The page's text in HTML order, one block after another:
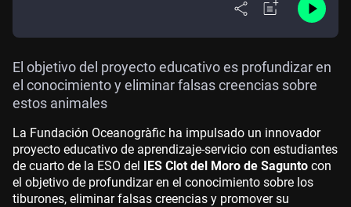
El objetivo del proyecto educativo es profundizar en
el conocimiento y eliminar falsas creencias sobre
estos animales
La Fundación Oceanogràfic ha impulsado un innovador
proyecto educativo de aprendizaje-servicio con estudiantes
de cuarto de la ESO del IES Clot del Moro de Sagunto con
el objetivo de profundizar en el conocimiento sobre los
tiburones, eliminar falsas creencias y promover su